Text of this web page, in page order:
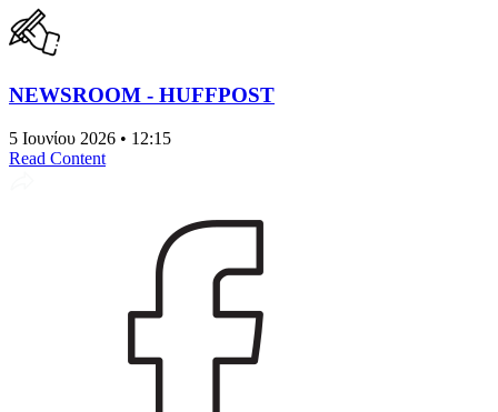
NEWSROOM - HUFFPOST
5 Ιουνίου 2026 • 12:15
Read Content